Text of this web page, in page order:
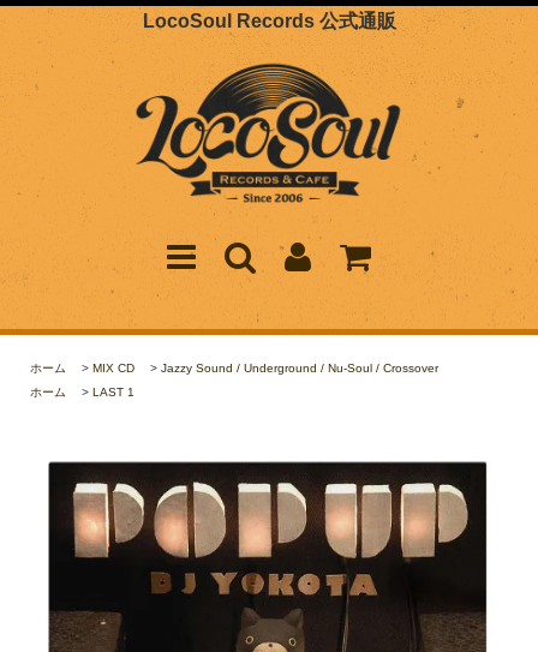
LocoSoul Records 公式通販
ホーム > MIX CD > Jazzy Sound / Underground / Nu-Soul / Crossover
ホーム
> LAST 1